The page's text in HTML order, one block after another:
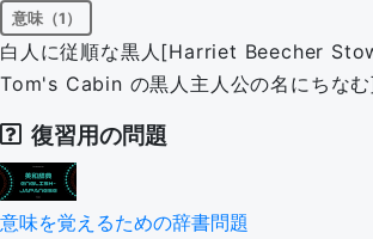
意味（1）
白人に従順な黒人[Harriet Beecher
Tom's Cabin の黒人主人公の名にちな
復習用の問題
意味を覚えるための辞書問題